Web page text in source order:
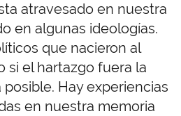
atravesado en nuestra
en algunas ideologías.
que nacieron al
si el hartazgo fuera la
Hay experiencias
en nuestra memoria